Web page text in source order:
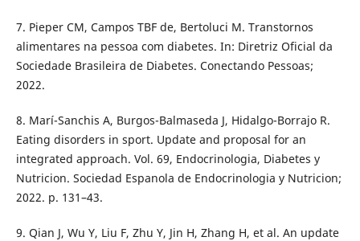
7. Pieper CM, Campos TBF de, Bertoluci M. Transtornos
alimentares na pessoa com diabetes. In: Diretriz Oficial da
Sociedade Brasileira de Diabetes. Conectando Pessoas;
2022.
8. Marí-Sanchis A, Burgos-Balmaseda J, Hidalgo-Borrajo R.
Eating disorders in sport. Update and proposal for an
integrated approach. Vol. 69, Endocrinologia, Diabetes y
Nutricion. Sociedad Espanola de Endocrinologia y Nutricion;
2022. p. 131–43.
9. Qian J, Wu Y, Liu F, Zhu Y, Jin H, Zhang H, et al. An update